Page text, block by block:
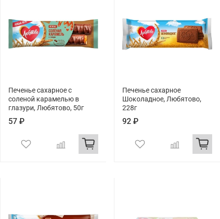
Печенье сахарное с
соленой карамелью в
глазури, Любятово, 50г
57 ₽
Печенье сахарное
Шоколадное, Любятово,
228г
92 ₽